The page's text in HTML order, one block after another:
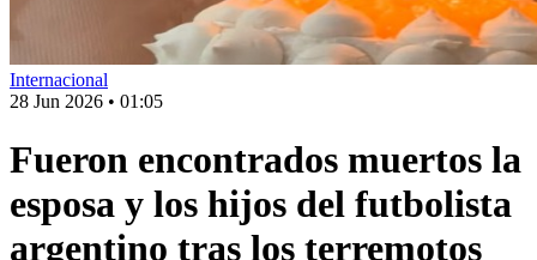
Internacional
28 Jun 2026 • 01:05
Fueron encontrados muertos la
esposa y los hijos del futbolista
argentino tras los terremotos